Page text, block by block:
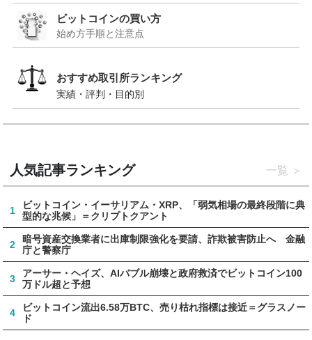
ビットコインの買い方
始め方手順と注意点
おすすめ取引所ランキング
実績・評判・目的別
人気記事ランキング 一覧
1
ビットコイン・イーサリアム・XRP、「弱気相場の最終段階に典
型的な兆候」＝クリプトクアント
2
暗号資産交換業者に出庫制限強化を要請、詐欺被害防止へ 金融
庁と警察庁
3
アーサー・ヘイズ、AIバブル崩壊と政府救済でビットコイン100
万ドル超と予想
4
ビットコイン流出6.58万BTC、売り枯れ指標は接近＝グラスノー
ド